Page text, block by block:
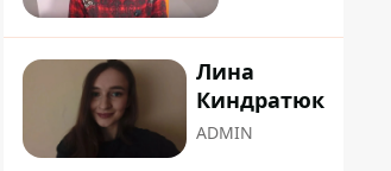
Лина
Киндратюк
ADMIN